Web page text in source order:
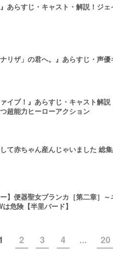
あらすじ・キャスト・解説！ジ
リザ」の君へ。』あらすじ・声
イブ！』あらすじ・キャスト解
超能力ヒーローアクション
て赤ちゃん産んじゃいました 総
】便器聖女ブランカ［第二章］
危険【半里バード】
2 3 4 ... 20